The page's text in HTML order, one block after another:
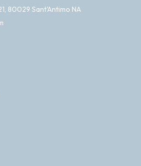
80029 Sant'Antimo NA